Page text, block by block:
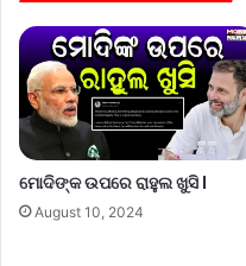
ମୋଦିଙ୍କ ଉପରେ ରାହୁଲ ଖୁସି l
August 10, 2024